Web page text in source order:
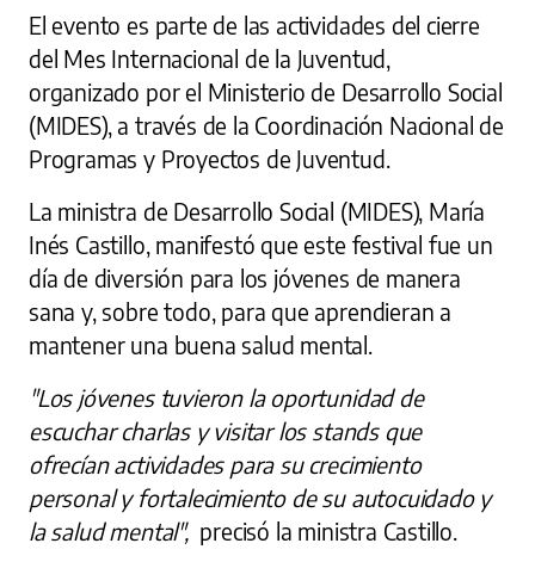
El evento es parte de las actividades del cierre
del Mes Internacional de la Juventud,
organizado por el Ministerio de Desarrollo Social
(MIDES), a través de la Coordinación Nacional de
Programas y Proyectos de Juventud.
La ministra de Desarrollo Social (MIDES), María
Inés Castillo, manifestó que este festival fue un
día de diversión para los jóvenes de manera
sana y, sobre todo, para que aprendieran a
mantener una buena salud mental.
"Los jóvenes tuvieron la oportunidad de
escuchar charlas y visitar los stands que
ofrecían actividades para su crecimiento
personal y fortalecimiento de su autocuidado y
la salud mental", precisó la ministra Castillo.